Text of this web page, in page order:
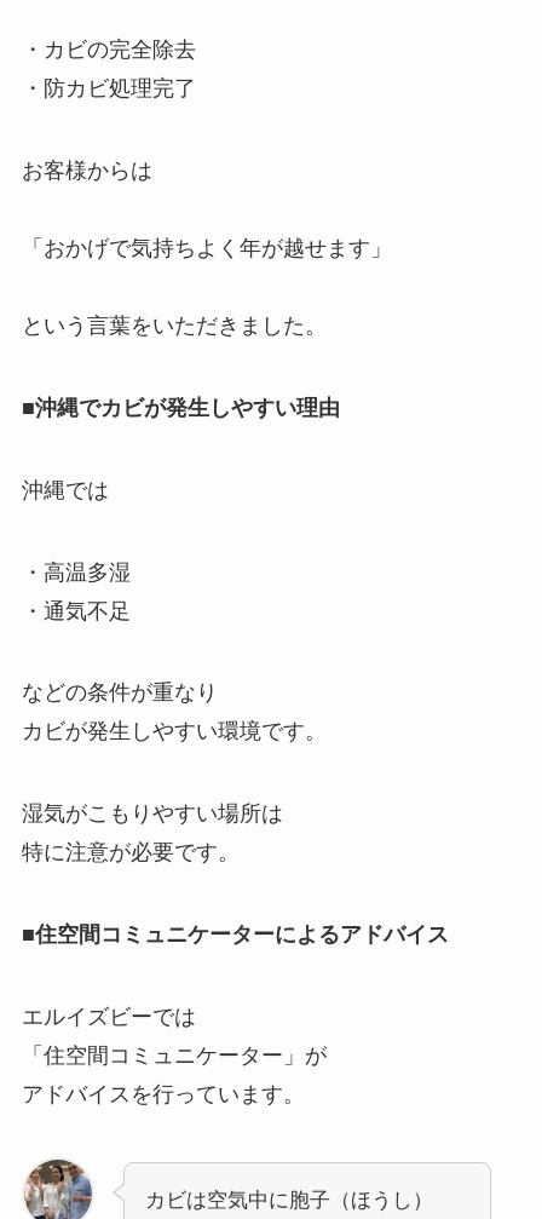
・カビの完全除去
・防カビ処理完了
お客様からは
「おかげで気持ちよく年が越せます」
という言葉をいただきました。
■沖縄でカビが発生しやすい理由
沖縄では
・高温多湿
・通気不足
などの条件が重なり
カビが発生しやすい環境です。
湿気がこもりやすい場所は
特に注意が必要です。
■住空間コミュニケーターによるアドバイス
エルイズビーでは
「住空間コミュニケーター」が
アドバイスを行っています。
カビは空気中に胞子（ほうし）